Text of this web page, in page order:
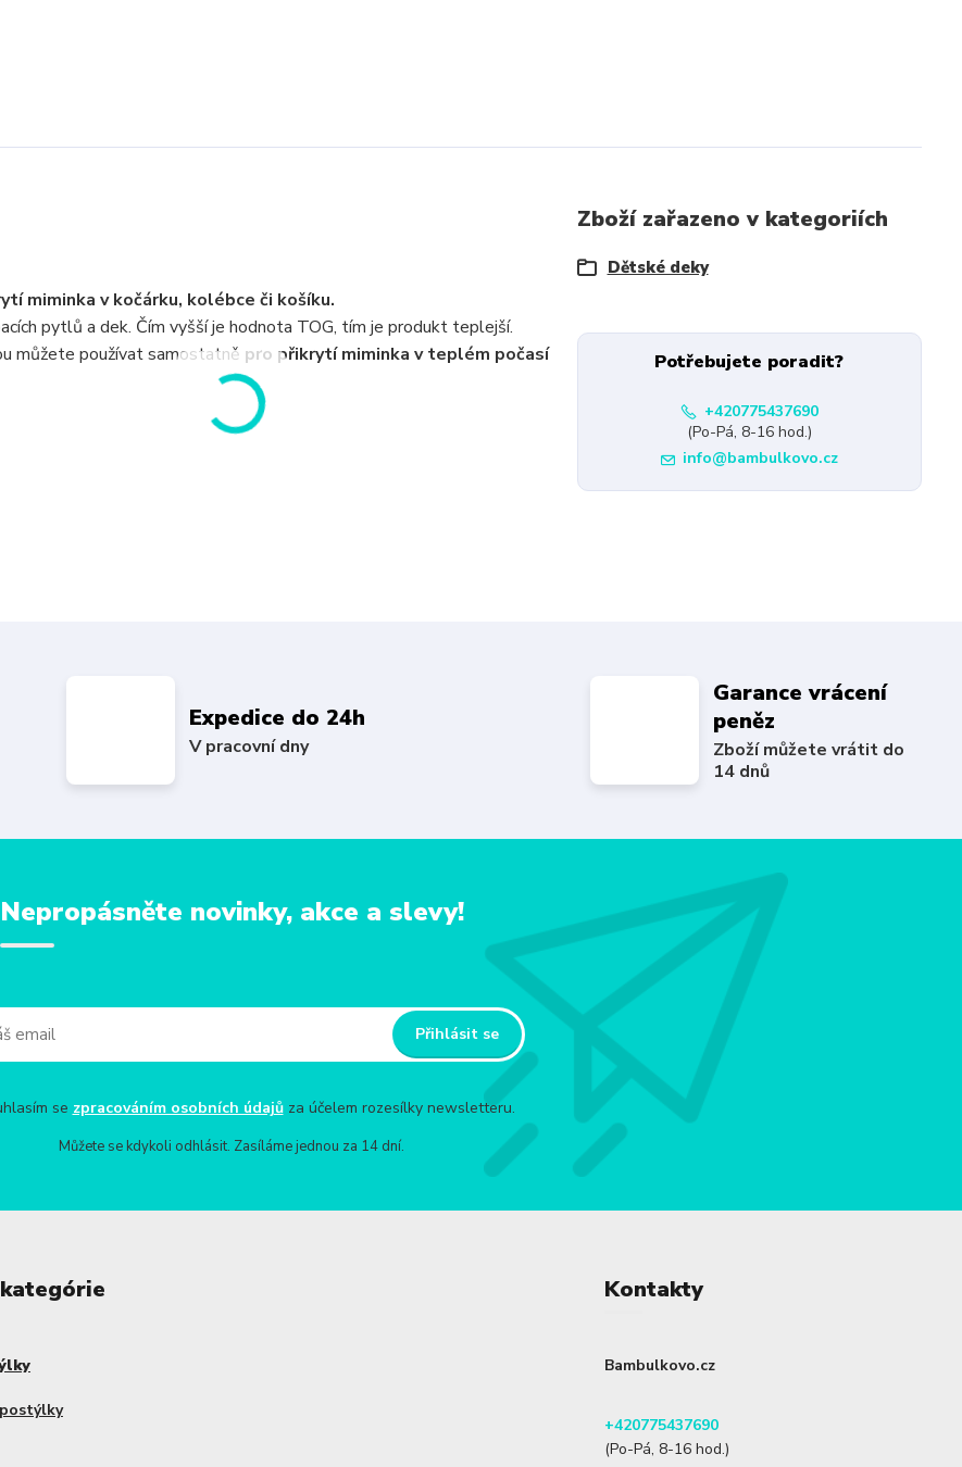
miminka v kočárku, kolébce či košíku.
pytlů a dek. Čím vyšší je hodnota TOG, tím je produkt teplejší.
můžete používat samostatně pro přikrytí miminka v teplém počasí
Zboží zařazeno v kategoriích
Dětské deky
Potřebujete poradit?
+420775437690
(Po-Pá, 8-16 hod.)
info@bambulkovo.cz
Expedice do 24h
V pracovní dny
Garance vrácení
peněz
Zboží můžete vrátit do
14 dnů
Nepropásněte novinky, akce a slevy!
Přihlásit se
se zpracováním osobních údajůza účelem rozesílky newsletteru.
Můžete se kdykoli odhlásit. Zasíláme jednou za 14 dní.
Kontakty
Bambulkovo.cz
+420775437690
(Po-Pá, 8-16 hod.)